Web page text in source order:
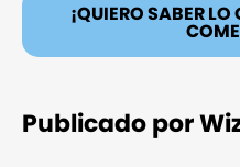
¡QUIERO SABER
Publicado por